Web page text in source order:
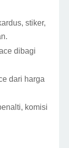
stiker,
dibagi
dari harga
komisi